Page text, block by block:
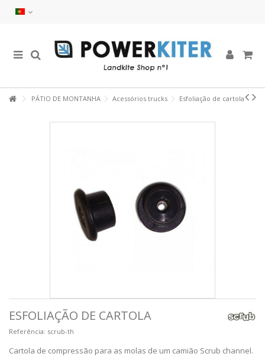
PÁTIO DE MONTANHA Acessórios trucks Esfoliação de cartola
ESFOLIAÇÃO DE CARTOLA
Referência: scrub-th
Cartola de compressão para as molas de um camião Scrub channel.